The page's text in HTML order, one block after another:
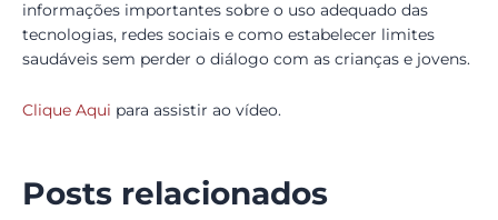
informações importantes sobre o uso adequado das
tecnologias, redes sociais e como estabelecer limites
saudáveis sem perder o diálogo com as crianças e jovens.
Clique Aqui para assistir ao vídeo.
Posts relacionados